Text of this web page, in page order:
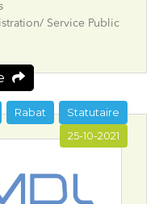
Service Public
Statutaire
Rabat
25-10-2021